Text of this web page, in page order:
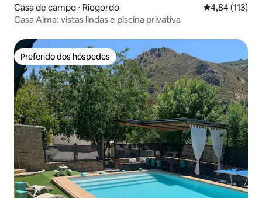
Casa de campo ⋅ Riogordo 4,84 de uma
4,84 (113)
Casa Alma: vistas lindas e piscina privativa
Preferido dos hóspedes
Preferido dos hóspedes